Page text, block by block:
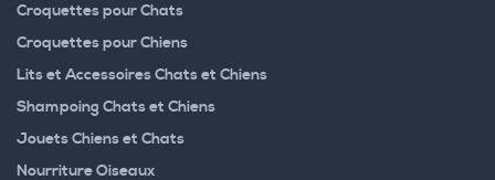
Croquettes pour Chats
Croquettes pour Chiens
Lits et Accessoires Chats et Chiens
Shampoing Chats et Chiens
Jouets Chiens et Chats
Nourriture Oiseaux